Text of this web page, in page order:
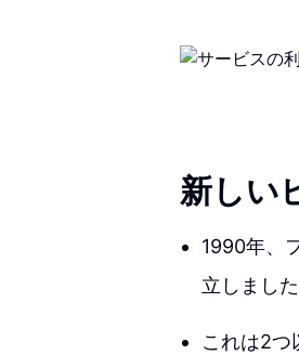
新しい
1990年、
立しました
これは2つ